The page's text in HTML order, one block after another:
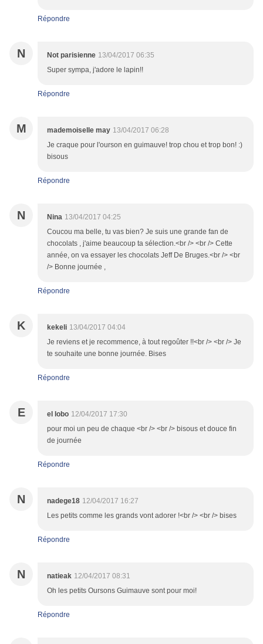
Répondre
N Not parisienne 13/04/2017 06:35
Super sympa, j'adore le lapin!!
Répondre
M mademoiselle may 13/04/2017 06:28
Je craque pour l'ourson en guimauve! trop chou et trop bon! :)
bisous
Répondre
N Nina 13/04/2017 04:25
Coucou ma belle, tu vas bien? Je suis une grande fan de
chocolats , j'aime beaucoup ta sélection.<br /> <br /> Cette
année, on va essayer les chocolats Jeff De Bruges.<br /> <br
/> Bonne journée ,
Répondre
K kekeli 13/04/2017 04:04
Je reviens et je recommence, à tout regoûter !!<br /> <br /> Je
te souhaite une bonne journée. Bises
Répondre
E el lobo 12/04/2017 17:30
pour moi un peu de chaque <br /> <br /> bisous et douce fin
de journée
Répondre
N nadege18 12/04/2017 16:27
Les petits comme les grands vont adorer !<br /> <br /> bises
Répondre
N natieak 12/04/2017 08:31
Oh les petits Oursons Guimauve sont pour moi!
Répondre